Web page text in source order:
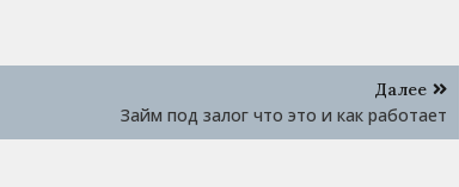
Далее
Займ под залог что это и как работает